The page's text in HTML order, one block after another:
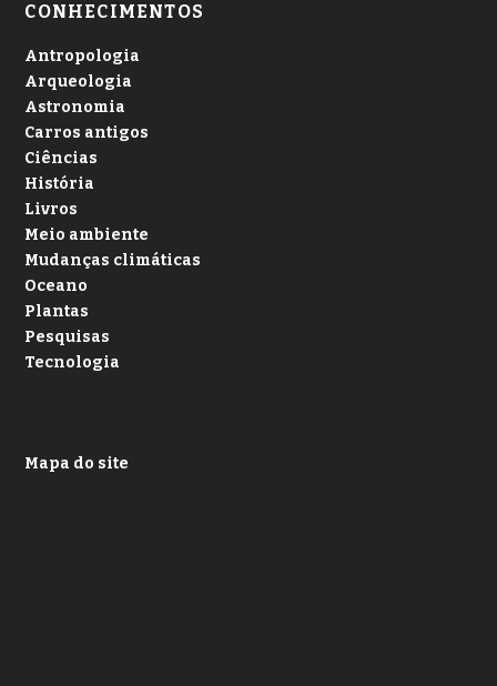
CONHECIMENTOS
Antropologia
Arqueologia
Astronomia
Carros antigos
Ciências
História
Livros
Meio ambiente
Mudanças climáticas
Oceano
Plantas
Pesquisas
Tecnologia
Mapa do site